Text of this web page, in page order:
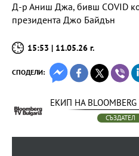
Д-р Аниш Джа, бивш COVID
президента Джо Байдън
15:53 | 11.05.26 г.
СПОДЕЛИ:
ЕКИП НА BLOOMBERG
СЪЗДАТЕЛ